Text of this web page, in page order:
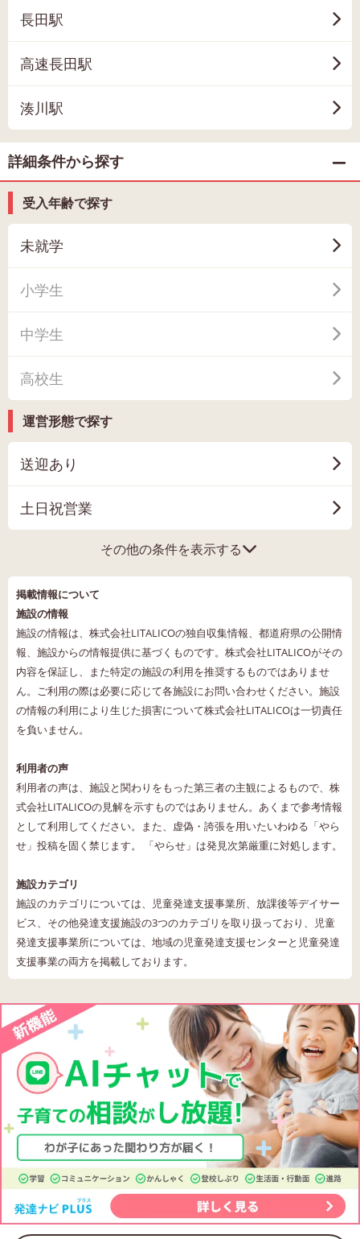
長田駅
高速長田駅
湊川駅
詳細条件から探す
受入年齢で探す
未就学
小学生
中学生
高校生
運営形態で探す
送迎あり
土日祝営業
その他の条件を表示する
掲載情報について
施設の情報
施設の情報は、株式会社LITALICOの独自収集情報、都道府県の公開情
報、施設からの情報提供に基づくものです。株式会社LITALICOがその
内容を保証し、また特定の施設の利用を推奨するものではありませ
ん。ご利用の際は必要に応じて各施設にお問い合わせください。施設
の情報の利用により生じた損害について株式会社LITALICOは一切責任
を負いません。
利用者の声
利用者の声は、施設と関わりをもった第三者の主観によるもので、株
式会社LITALICOの見解を示すものではありません。あくまで参考情報
として利用してください。また、虚偽・誇張を用いたいわゆる「やら
せ」投稿を固く禁じます。 「やらせ」は発見次第厳重に対処します。
施設カテゴリ
施設のカテゴリについては、児童発達支援事業所、放課後等デイサー
ビス、その他発達支援施設の3つのカテゴリを取り扱っており、児童
発達支援事業所については、地域の児童発達支援センターと児童発達
支援事業の両方を掲載しております。